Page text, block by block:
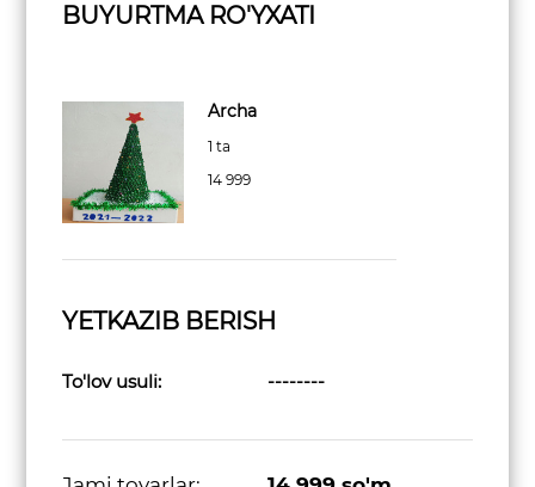
BUYURTMA RO'YXATI
Archa
1 ta
14 999
YETKAZIB BERISH
To'lov usuli: --------